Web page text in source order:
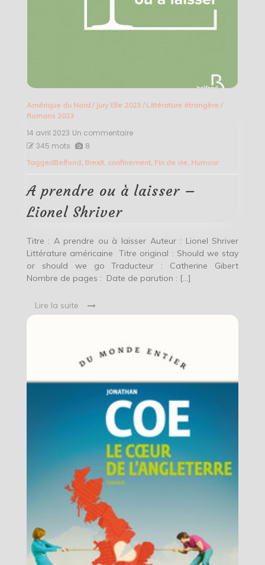
Amérique du Nord / Jury Elle 2023/ Littérature étrangère/
Romans 2023
14 avril 2023 Un commentairesur
ou
laisser
–
345 mots 8
TaggedBelfond, Brexit, confinement, Fin de vie, Humour
A prendre ou à laisser –
Lionel Shriver
Titre : A prendre ou à laisser Auteur : Lionel Shriver
Littérature américaine Titre original : Should we stay
or should we go Traducteur : Catherine Gibert
Nombre de pages : Date de parution : […]
Lire la suite